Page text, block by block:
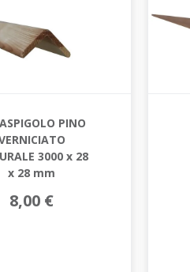
PINO
3000 x 28
x 28 mm
8,00 €